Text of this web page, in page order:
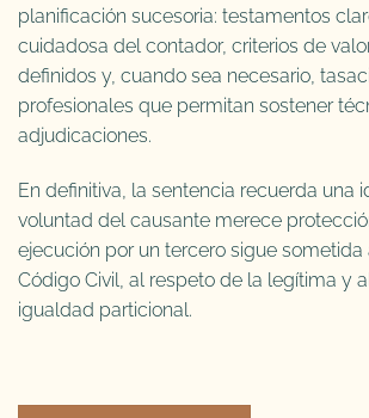
planificación sucesoria: testamentos
cuidadosa del contador, criterios de
definidos y, cuando sea necesario,
profesionales que permitan sostener
adjudicaciones.
En definitiva, la sentencia recuerda una
voluntad del causante merece
ejecución por un tercero sigue
Código Civil, al respeto de la legítima y
igualdad particional.